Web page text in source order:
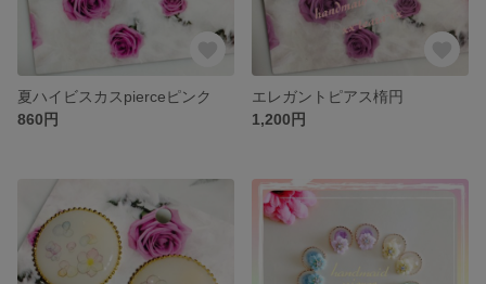
夏ハイビスカスpierceピンク
860円
エレガントピアス楕円
1,200円